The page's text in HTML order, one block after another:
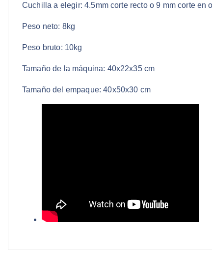
Cuchilla a elegir: 4.5mm corte recto o 9 mm corte en
Peso neto: 8kg
Peso bruto: 10kg
Tamaño de la máquina: 40x22x35 cm
Tamaño del empaque: 40x50x30 cm